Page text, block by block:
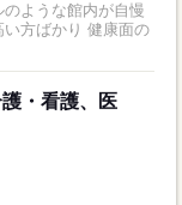
ような館内が自慢
方ばかり 健康面の
・看護、医